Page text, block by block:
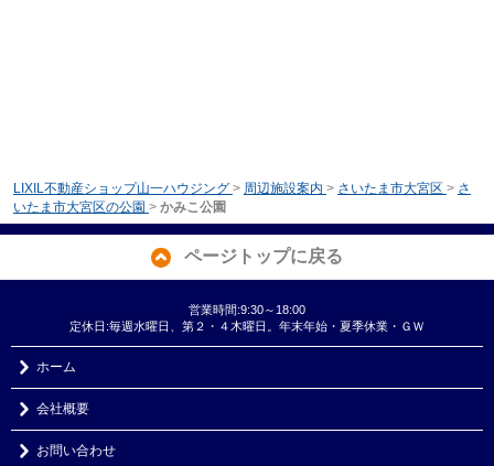
LIXIL不動産ショップ山一ハウジング > 周辺施設案内 > さいたま市大宮区 > さ
いたま市大宮区の公園 > かみこ公園
ページトップに戻る
営業時間:9:30～18:00
定休日:毎週水曜日、第２・４木曜日。年末年始・夏季休業・ＧＷ
ホーム
会社概要
お問い合わせ